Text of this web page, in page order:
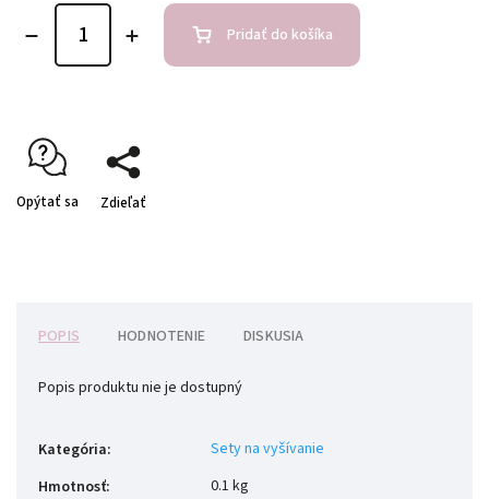
Pridať do košíka
Opýtať sa Zdieľať
POPIS HODNOTENIE DISKUSIA
Popis produktu nie je dostupný
Kategória:
Sety na vyšívanie
Hmotnosť: 0.1 kg